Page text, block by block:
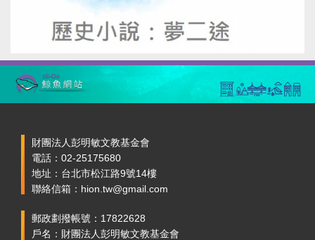
財團法人彭明敏文教基金會
電話：02-25175680
地址：台北市松江路9號14樓
聯絡信箱：hion.tw@gmail.com
郵政劃撥帳號：17822628
戶名：財團法人彭明敏文教基金會